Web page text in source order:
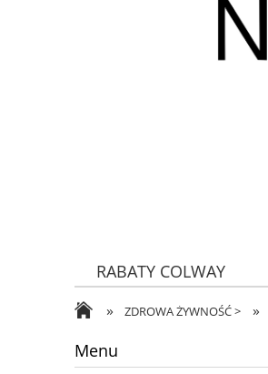
RABATY COLWAY
ZDROWA ŻYWNOŚĆ
» ZDROWA ŻYWNOŚĆ > »
Menu